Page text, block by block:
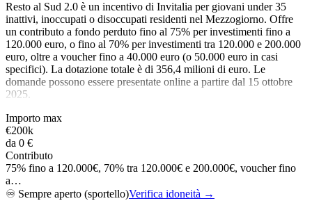
Resto al Sud 2.0 è un incentivo di Invitalia per giovani under 35
inattivi, inoccupati o disoccupati residenti nel Mezzogiorno. Offre
un contributo a fondo perduto fino al 75% per investimenti fino a
120.000 euro, o fino al 70% per investimenti tra 120.000 e 200.000
euro, oltre a voucher fino a 40.000 euro (o 50.000 euro in casi
specifici). La dotazione totale è di 356,4 milioni di euro. Le
domande possono essere presentate online a partire dal 15 ottobre
2025.
Importo max
€200k
da 0 €
Contributo
75% fino a 120.000€, 70% tra 120.000€ e 200.000€, voucher fino
a…
♾️ Sempre aperto (sportello)Verifica idoneità →